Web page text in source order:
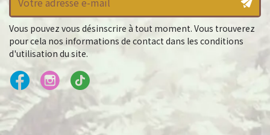
Vous pouvez vous désinscrire à tout moment. Vous trouverez
pour cela nos informations de contact dans les conditions
d'utilisation du site.